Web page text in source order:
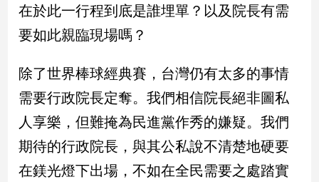
康/
親
情
藝
術
／
文
／
在於此一行程到底是誰埋單？以及院長有需
要如此親臨現場嗎？
除了世界棒球經典賽，台灣仍有太多的事情
需要行政院長定奪。我們相信院長絕非圖私
人享樂，但難掩為民進黨作秀的嫌疑。我們
期待的行政院長，與其公私說不清楚地硬要
在鎂光燈下出場，不如在全民需要之處踏實